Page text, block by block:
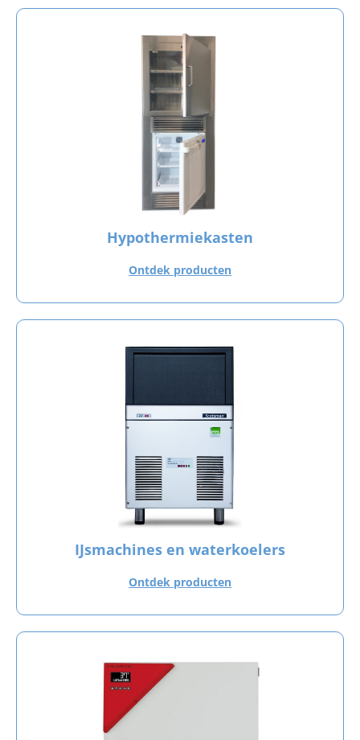
Hypothermiekasten
Ontdek producten
IJsmachines en waterkoelers
Ontdek producten